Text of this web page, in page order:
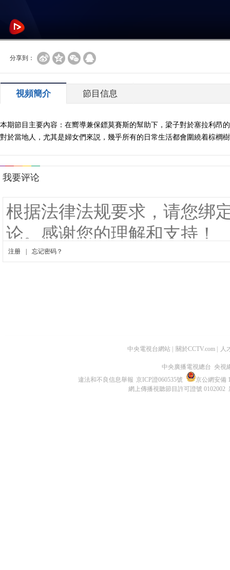
分享到：
視頻簡介 節目信息
本期節目主要內容：在嚮導兼保鏢莫賽斯的幫助下，梁子對於塞拉利昂
對於當地人，尤其是婦女們來説，幾乎所有的日常生活都會圍繞着棕櫚
中央電視台網站 關於CCTV.com 人
中央廣播電視總台 央視
違法和不良信息舉報 京ICP證060535號
京公網安備
網上傳播視聽節目許可證號 0102002